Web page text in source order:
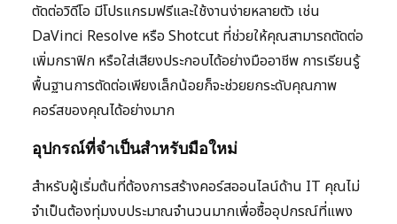
ตัดต่อวิดีโอ มีโปรแกรมฟรีและใช้งานง่ายหลายตัว เช่น
DaVinci Resolve หรือ Shotcut ที่ช่วยให้คุณสามารถตัดต่อ
เพิ่มกราฟิก หรือใส่เสียงประกอบได้อย่างมืออาชีพ การเรียนรู้
พื้นฐานการตัดต่อเพียงเล็กน้อยก็จะช่วยยกระดับคุณภาพ
คอร์สของคุณได้อย่างมาก
อุปกรณ์ที่จำเป็นสำหรับมือใหม่
สำหรับผู้เริ่มต้นที่ต้องการสร้างคอร์สออนไลน์ด้าน IT คุณไม่
จำเป็นต้องทุ่มงบประมาณจำนวนมากเพื่อซื้ออุปกรณ์ที่แพง